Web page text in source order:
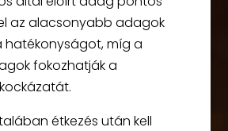
az alacsonyabb adagok
hatékonyságot, míg a
fokozhatják a
étkezés után kell